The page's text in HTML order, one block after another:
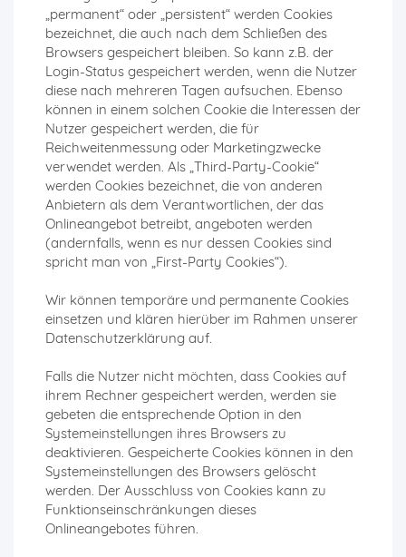
„permanent“ oder „persistent“ werden Cookies
bezeichnet, die auch nach dem Schließen des
Browsers gespeichert bleiben. So kann z.B. der
Login-Status gespeichert werden, wenn die Nutzer
diese nach mehreren Tagen aufsuchen. Ebenso
können in einem solchen Cookie die Interessen der
Nutzer gespeichert werden, die für
Reichweitenmessung oder Marketingzwecke
verwendet werden. Als „Third-Party-Cookie“
werden Cookies bezeichnet, die von anderen
Anbietern als dem Verantwortlichen, der das
Onlineangebot betreibt, angeboten werden
(andernfalls, wenn es nur dessen Cookies sind
spricht man von „First-Party Cookies“).
Wir können temporäre und permanente Cookies
einsetzen und klären hierüber im Rahmen unserer
Datenschutzerklärung auf.
Falls die Nutzer nicht möchten, dass Cookies auf
ihrem Rechner gespeichert werden, werden sie
gebeten die entsprechende Option in den
Systemeinstellungen ihres Browsers zu
deaktivieren. Gespeicherte Cookies können in den
Systemeinstellungen des Browsers gelöscht
werden. Der Ausschluss von Cookies kann zu
Funktionseinschränkungen dieses
Onlineangebotes führen.